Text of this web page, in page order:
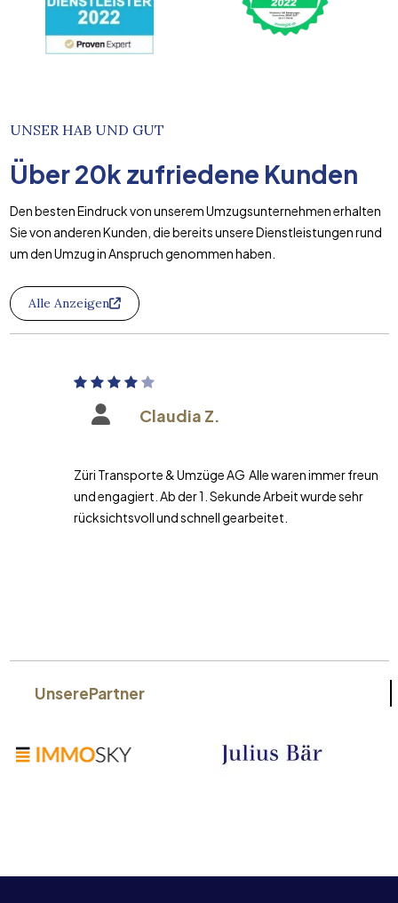
UNSER HAB UND GUT
Über20k zufriedene Kunden
Den besten Eindruck von unserem Umzugsunternehmen erhalten
Sie von anderen Kunden, die bereits unsere Dienstleistungen rund
um den Umzug in Anspruch genommen haben.
Alle Anzeigen
Claudia Z.
Züri Transporte & Umzüge AG Alle waren immer freundlich
und engagiert. Ab der 1. Sekunde Arbeit wurde sehr
rücksichtsvoll und schnell gearbeitet.
UnserePartner